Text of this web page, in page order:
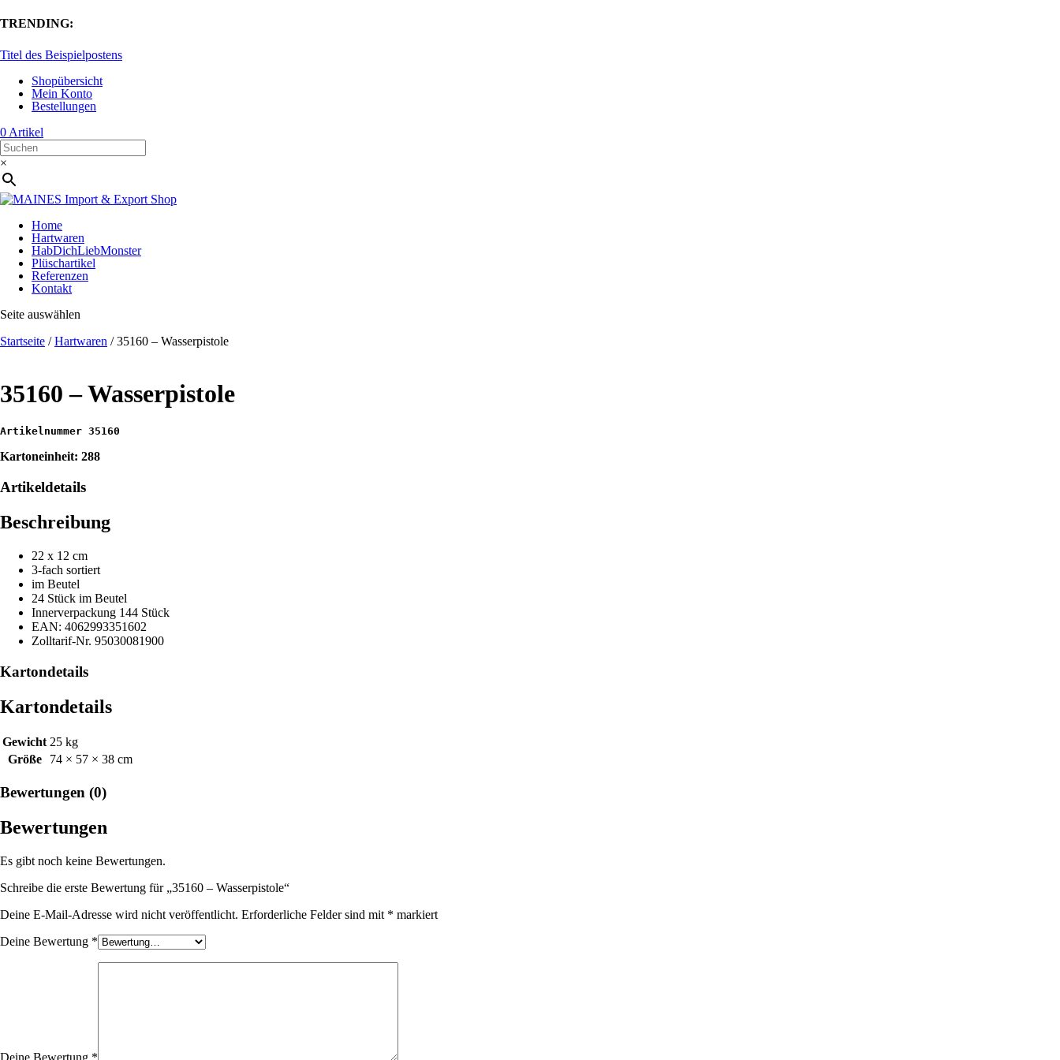
TRENDING:
Titel des Beispielpostens
Shopübersicht
Mein Konto
Bestellungen
0 Artikel
×
Home
Hartwaren
HabDichLiebMonster
Plüschartikel
Referenzen
Kontakt
Seite auswählen
Startseite /Hartwaren / 35160 – Wasserpistole
35160 – Wasserpistole
Artikelnummer 35160
Kartoneinheit: 288
Artikeldetails
Beschreibung
22 x 12 cm
3-fach sortiert
im Beutel
24 Stück im Beutel
Innerverpackung 144 Stück
EAN: 4062993351602
Zolltarif-Nr. 95030081900
Kartondetails
Kartondetails
Gewicht 25 kg
Größe
74 × 57 × 38 cm
Bewertungen (0)
Bewertungen
Es gibt noch keine Bewertungen.
Schreibe die erste Bewertung für „35160 – Wasserpistole“
Deine E-Mail-Adresse wird nicht veröffentlicht. Erforderliche Felder sind mit * markiert
Deine Bewertung *
Deine Bewertung *